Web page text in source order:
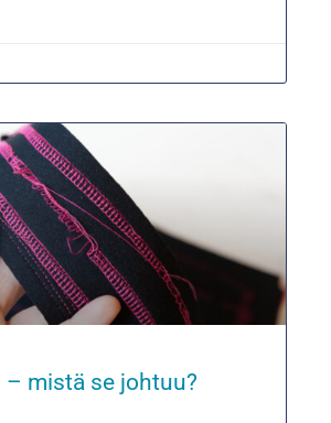
mistä se johtuu?